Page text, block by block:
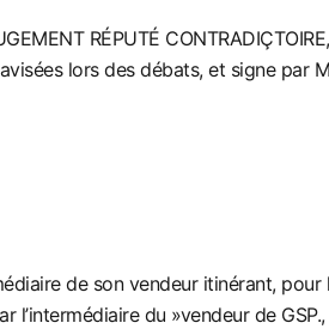
RÉPUTÉ
lors des débats, et signe par
de son vendeur itinérant, pour
l’intermédiaire du »vendeur de GSP.,